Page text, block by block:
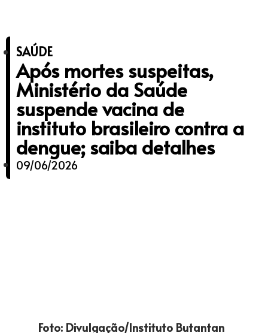
SAÚDE
Após mortes suspeitas,
Ministério da Saúde
suspende vacina de
instituto brasileiro contra a
dengue; saiba detalhes
09/06/2026
Foto: Divulgação/Instituto Butantan